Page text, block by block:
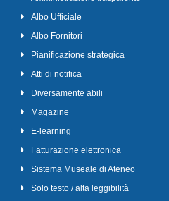
Albo Ufficiale
Albo Fornitori
Pianificazione strategica
Atti di notifica
Diversamente abili
Magazine
E-learning
Fatturazione elettronica
Sistema Museale di Ateneo
Solo testo / alta leggibilità